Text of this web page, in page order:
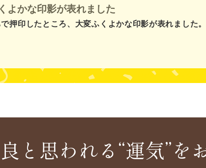
よかな印影が表れました
押印したところ、大変ふくよかな印影が表れました。
と思われる“運気”を